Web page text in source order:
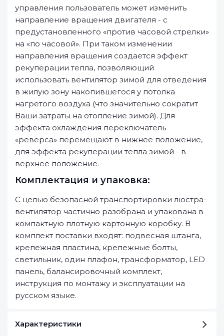
управления пользователь может изменить
направление вращения двигателя - с
предустановленного «против часовой стрелки»
на «по часовой». При таком изменении
направления вращения создается эффект
рекуперации тепла, позволяющий
использовать вентилятор зимой для отведения
в жилую зону накопившегося у потолка
нагретого воздуха (что значительно сократит
Ваши затраты на отопление зимой). Для
эффекта охлаждения переключатель
«реверса» перемещают в нижнее положение,
для эффекта рекуперации тепла зимой - в
верхнее положение.
Комплектация и упаковка:
С целью безопасной транспортировки люстра-
вентилятор частично разобрана и упакована в
компактную плотную картонную коробку. В
комплект поставки входят: подвесная штанга,
крепежная пластина, крепежные болты,
светильник, один плафон, трансформатор, LED
панель, балансировочный комплект,
инструкция по монтажу и эксплуатации на
русском языке.
Характеристики